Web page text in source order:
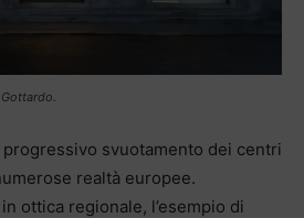
svuotamento dei centri
realtà europee.
ottica regionale, l’esempio di